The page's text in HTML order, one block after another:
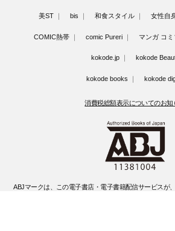
美ST bis 和食スタイル 女性自
COMIC熱帯 comic Pureri マンガ コ
kokode.jp kokode
kokode books kokode
消費税総額表示についてのお知
ABJマークは、この電子書店・電子書籍配信サービスが